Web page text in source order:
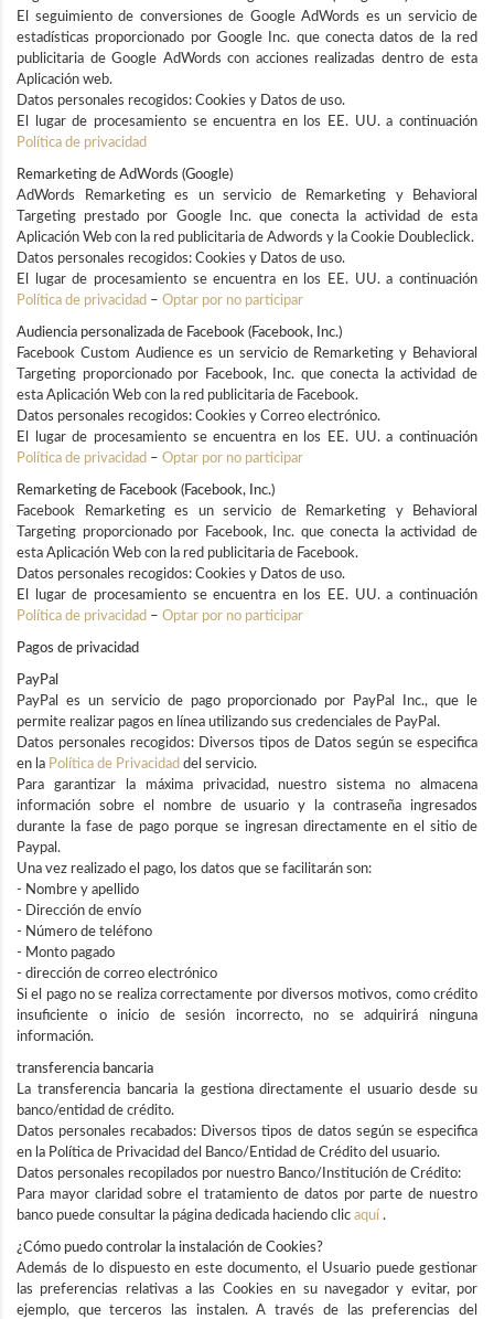
El seguimiento de conversiones de Google AdWords es un servicio de
estadísticas proporcionado por Google Inc. que conecta datos de la red
publicitaria de Google AdWords con acciones realizadas dentro de esta
Aplicación web.
Datos personales recogidos: Cookies y Datos de uso.
El lugar de procesamiento se encuentra en los EE. UU. a continuación
Política de privacidad
Remarketing de AdWords (Google)
AdWords Remarketing es un servicio de Remarketing y Behavioral
Targeting prestado por Google Inc. que conecta la actividad de esta
Aplicación Web con la red publicitaria de Adwords y la Cookie Doubleclick.
Datos personales recogidos: Cookies y Datos de uso.
El lugar de procesamiento se encuentra en los EE. UU. a continuación
Política de privacidad – Optar por no participar
Audiencia personalizada de Facebook (Facebook, Inc.)
Facebook Custom Audience es un servicio de Remarketing y Behavioral
Targeting proporcionado por Facebook, Inc. que conecta la actividad de
esta Aplicación Web con la red publicitaria de Facebook.
Datos personales recogidos: Cookies y Correo electrónico.
El lugar de procesamiento se encuentra en los EE. UU. a continuación
Política de privacidad – Optar por no participar
Remarketing de Facebook (Facebook, Inc.)
Facebook Remarketing es un servicio de Remarketing y Behavioral
Targeting proporcionado por Facebook, Inc. que conecta la actividad de
esta Aplicación Web con la red publicitaria de Facebook.
Datos personales recogidos: Cookies y Datos de uso.
El lugar de procesamiento se encuentra en los EE. UU. a continuación
Política de privacidad – Optar por no participar
Pagos de privacidad
PayPal
PayPal es un servicio de pago proporcionado por PayPal Inc., que le
permite realizar pagos en línea utilizando sus credenciales de PayPal.
Datos personales recogidos: Diversos tipos de Datos según se especifica
en la Política de Privacidad del servicio.
Para garantizar la máxima privacidad, nuestro sistema no almacena
información sobre el nombre de usuario y la contraseña ingresados
durante la fase de pago porque se ingresan directamente en el sitio de
Paypal.
Una vez realizado el pago, los datos que se facilitarán son:
- Nombre y apellido
- Dirección de envío
- Número de teléfono
- Monto pagado
- dirección de correo electrónico
Si el pago no se realiza correctamente por diversos motivos, como crédito
insuficiente o inicio de sesión incorrecto, no se adquirirá ninguna
información.
transferencia bancaria
La transferencia bancaria la gestiona directamente el usuario desde su
banco/entidad de crédito.
Datos personales recabados: Diversos tipos de datos según se especifica
en la Política de Privacidad del Banco/Entidad de Crédito del usuario.
Datos personales recopilados por nuestro Banco/Institución de Crédito:
Para mayor claridad sobre el tratamiento de datos por parte de nuestro
banco puede consultar la página dedicada haciendo clic aquí .
¿Cómo puedo controlar la instalación de Cookies?
Además de lo dispuesto en este documento, el Usuario puede gestionar
las preferencias relativas a las Cookies en su navegador y evitar, por
ejemplo, que terceros las instalen. A través de las preferencias del